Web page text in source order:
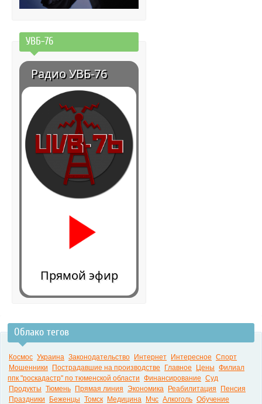
УВБ-76
Радио УВБ-76
Прямой эфир
Облако тегов
Космос Украина Законодательство Интернет Интересное Спорт
Мошенники
Пострадавшие на производстве Главное Цены Филиал
ппк "роскадастр" по тюменской области Финансирование Суд
Продукты Тюмень Прямая линия Экономика Реабилитация
Пенсия
Праздники
Беженцы Томск Медицина Мчс Алкоголь Обучение